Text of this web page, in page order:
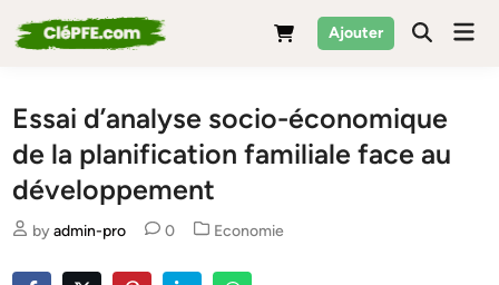
to
Ajouter
Essai d’analyse socio-économique
de la planification familiale face au
développement
byadmin-pro 0
Posted
Economie